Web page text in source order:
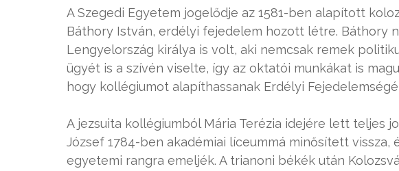
A Szegedi Egyetem jogelődje az 1581-ben alapított
Báthory István, erdélyi fejedelem hozott létre. Báthory
Lengyelország királya is volt, aki nemcsak remek
ügyét is a szívén viselte, így az oktatói munkákat is
hogy kollégiumot alapíthassanak Erdélyi
A jezsuita kollégiumból Mária Terézia idejére lett teljes
József 1784-ben akadémiai líceummá minősített
egyetemi rangra emeljék. A trianoni békék után